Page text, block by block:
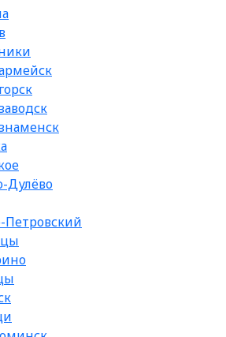
Дулёво
Петровский